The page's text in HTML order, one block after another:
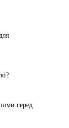
серед